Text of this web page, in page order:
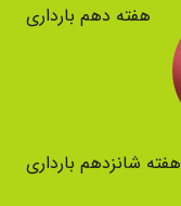
هفته دهم بارداری
هفته شانزدهم بارداری